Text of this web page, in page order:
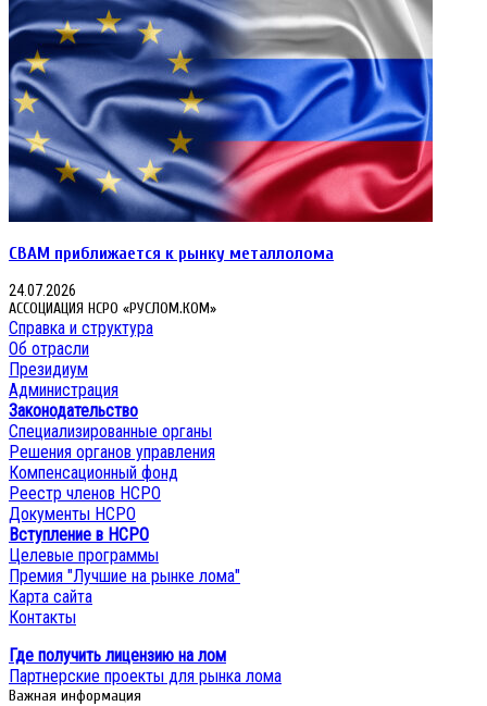
CBAM приближается к рынку металлолома
24.07.2026
АССОЦИАЦИЯ НСРО «РУСЛОМ.КОМ»
Справка и структура
Об отрасли
Президиум
Администрация
Законодательство
Специализированные органы
Решения органов управления
Компенсационный фонд
Реестр членов НСРО
Документы НСРО
Вступление в НСРО
Целевые программы
Премия "Лучшие на рынке лома"
Карта сайта
Контакты
Где получить лицензию на лом
Партнерские проекты для рынка лома
Важная информация